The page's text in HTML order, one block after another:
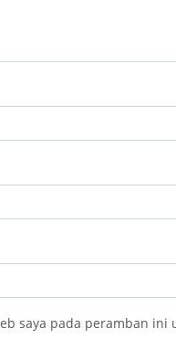
saya pada peramban ini